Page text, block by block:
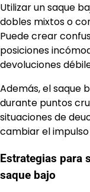
Utilizar un saque
dobles mixtos o
Puede crear
posiciones
devoluciones
Además, el saque
durante puntos
situaciones de
cambiar el
Estrategias para
saque bajo